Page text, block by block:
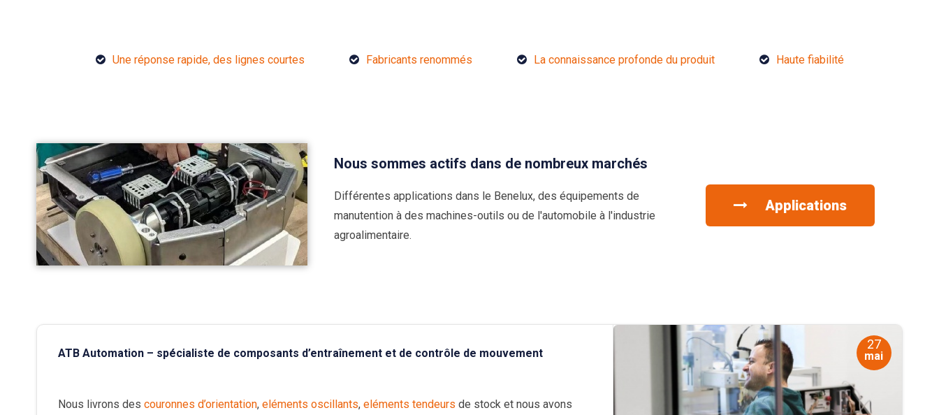
Une réponse rapide, des lignes courtes Fabricants renommés La connaissance profonde du produit Haute fiabilité
Nous sommes actifs dans de nombreux marchés
Différentes applications dans le Benelux, des équipements de
manutention à des machines-outils ou de l'automobile à l'industrie
agroalimentaire.
Applications
ATB Automation – spécialiste de composants d’entraînement et de contrôle de mouvement
Nous livrons des couronnes d’orientation, eléments oscillants, eléments tendeurs de stock et nous avons
27
mai